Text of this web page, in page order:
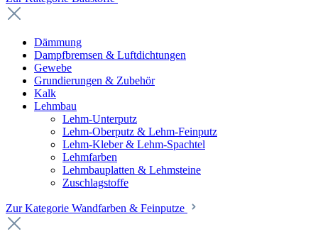
Dämmung
Dampfbremsen & Luftdichtungen
Gewebe
Grundierungen & Zubehör
Kalk
Lehmbau
Lehm-Unterputz
Lehm-Oberputz & Lehm-Feinputz
Lehm-Kleber & Lehm-Spachtel
Lehmfarben
Lehmbauplatten & Lehmsteine
Zuschlagstoffe
Zur Kategorie Wandfarben & Feinputze